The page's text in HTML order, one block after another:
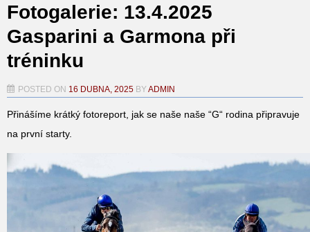
Fotogalerie: 13.4.2025
Gasparini a Garmona při
tréninku
POSTED ON 16 DUBNA, 2025 BYADMIN
Přinášíme krátký fotoreport, jak se naše naše “G“ rodina připravuje
na první starty.